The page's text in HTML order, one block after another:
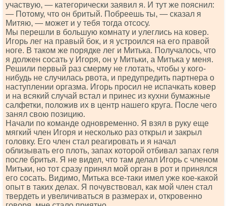
участвую, — категорически заявил я. И тут же пояснил:
— Потому, что он бритый. Побреешь ты, — сказал я
Митяю, — может и у тебя тогда отсосу.
Мы перешли в большую комнату и улеглись на ковер.
Игорь лег на правый бок, и я устроился на его правой
ноге. В таком же порядке лег и Митька. Получалось, что
я должен сосать у Игоря, он у Митьки, а Митька у меня.
Решили первый раз смерму не глотать, чтобы у кого-
нибудь не случилась рвота, и предупредить партнера о
наступлении оргазма. Игорь просил не испачкать ковер
и на всякий случай встал и принес из кухни бумажные
салфетки, положив их в центр нашего круга. После чего
занял свою позицию.
Начали по команде одновременно. Я взял в руку еще
мягкий член Игоря и несколько раз открыл и закрыл
головку. Его член стал реагировать и я начал
облизывать его плоть, запах которой отбивал запах геля
после бритья. Я не видел, что там делал Игорь с членом
Митьки, но тот сразу принял мой орган в рот и принялся
его сосать. Видимо, Митька все-таки имел уже кое-какой
опыт в таких делах. Я почувствовал, как мой член стал
твердеть и увеличиваться в размерах и, откровенно